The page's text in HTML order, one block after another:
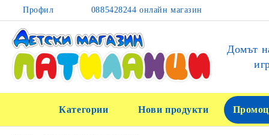
Профил 0885428244 онлайн магазин
Домът
Категории Нови продукти